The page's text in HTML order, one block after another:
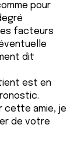
pour
facteurs
dit
est en
cette amie, je
de votre